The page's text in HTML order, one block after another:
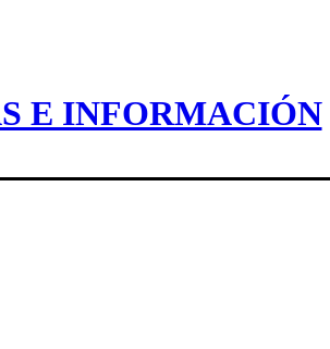
E INFORMACIÓN